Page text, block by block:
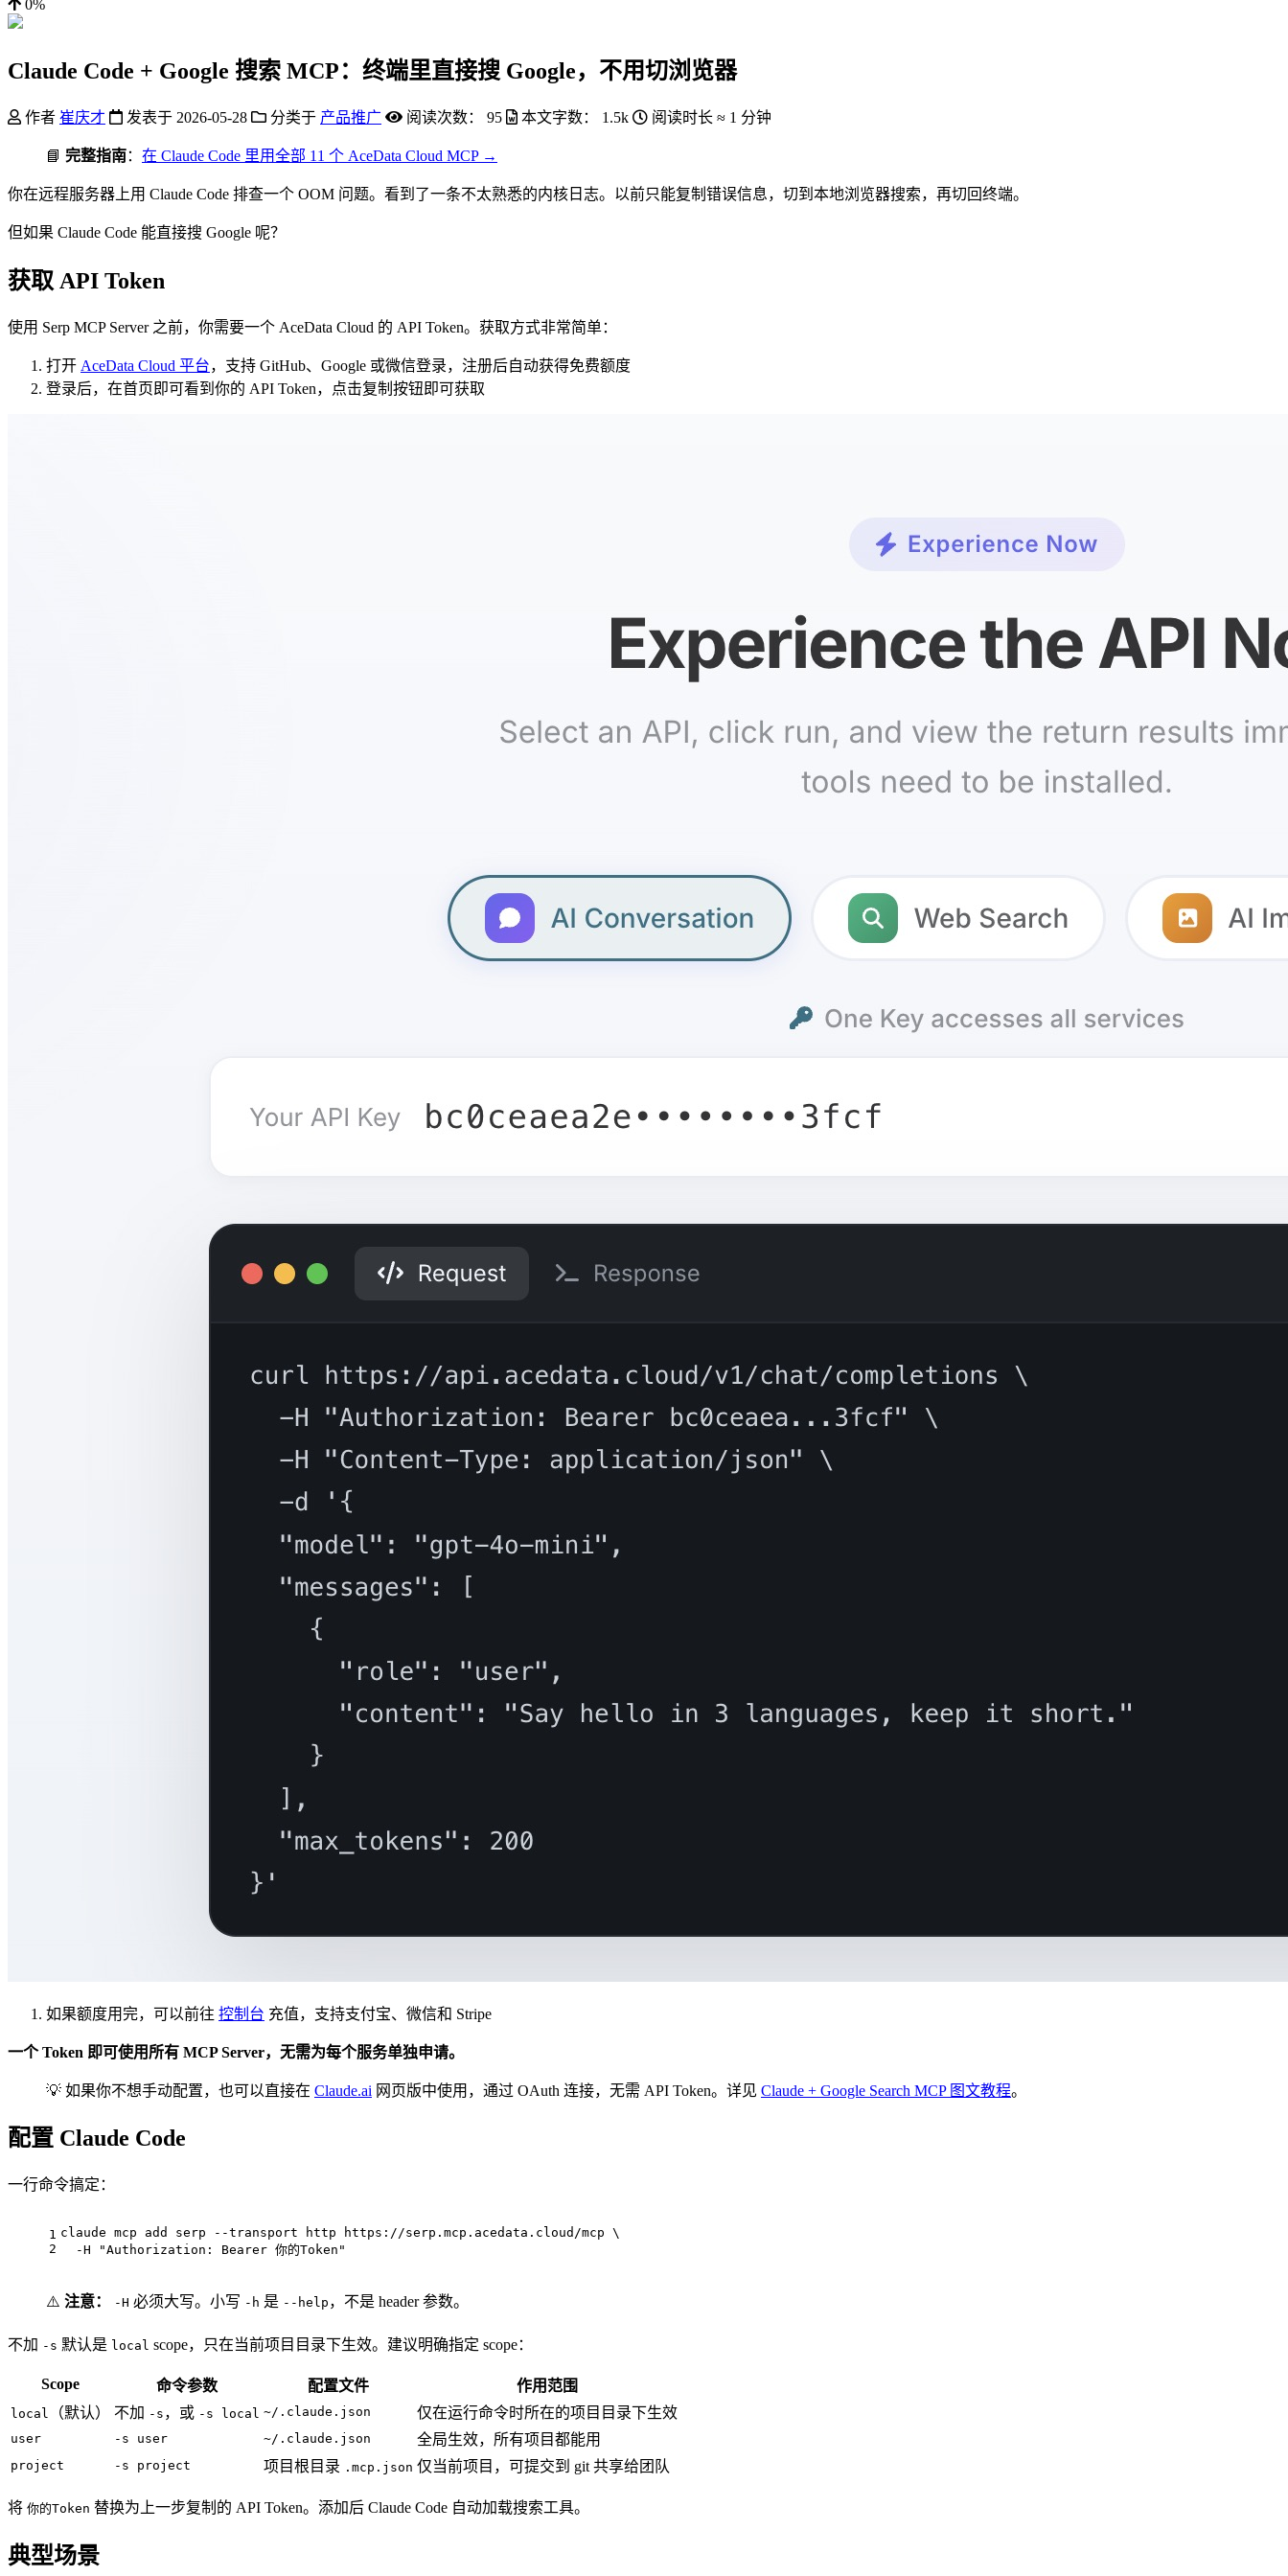
0%
Claude Code + Google 搜索 MCP：终端里直接搜 Google，不用切浏览器
作者 崔庆才 发表于 2026-05-28 分类于 产品推广 阅读次数： 95 本文字数： 1.5k 阅读时长 ≈ 1 分钟
📘 完整指南： 在 Claude Code 里用全部 11 个 AceData Cloud MCP →
你在远程服务器上用 Claude Code 排查一个 OOM 问题。看到了一条不太熟悉的内核日志。以前只能复制错误信息，切到本地浏览器搜索，再切回终端。
但如果 Claude Code 能直接搜 Google 呢？
获取 API Token
使用 Serp MCP Server 之前，你需要一个 AceData Cloud 的 API Token。获取方式非常简单：
打开 AceData Cloud 平台，支持 GitHub、Google 或微信登录，注册后自动获得免费额度
登录后，在首页即可看到你的 API Token，点击复制按钮即可获取
如果额度用完，可以前往 控制台 充值，支持支付宝、微信和 Stripe
一个 Token 即可使用所有 MCP Server，无需为每个服务单独申请。
💡 如果你不想手动配置，也可以直接在 Claude.ai 网页版中使用，通过 OAuth 连接，无需 API Token。详见 Claude + Google Search MCP 图文教程。
配置 Claude Code
一行命令搞定：
1
2
claude mcp add serp --transport http https://serp.mcp.acedata.cloud/mcp \
  -H
"Authorization: Bearer 你的Token"
⚠️ 注意： -H 必须大写。小写 -h 是 --help ，不是 header 参数。
不加 -s 默认是 local scope，只在当前项目目录下生效。建议明确指定 scope：
Scope 命令参数 配置文件 作用范围
local （默认） 不加 -s ，或 -s local ~/.claude.json 仅在运行命令时所在的项目目录下生效
user -s user ~/.claude.json 全局生效，所有项目都能用
project -s project 项目根目录 .mcp.json 仅当前项目，可提交到 git 共享给团队
将 你的Token 替换为上一步复制的 API Token。添加后 Claude Code 自动加载搜索工具。
典型场景